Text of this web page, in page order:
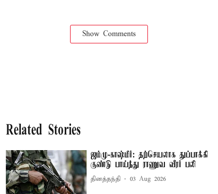
Show Comments
Related Stories
ஜம்மு-காஷ்மீர்: தற்செயலாக துப்பாக்கி
குண்டு பாய்ந்து ராணுவ வீரர் பலி
தினத்தந்தி 03 Aug 2026